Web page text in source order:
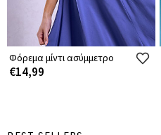
Φόρεμα μίντι ασύμμετρο
€14,99